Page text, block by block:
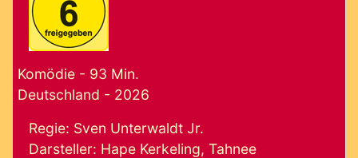
Komödie - 93 Min.
Deutschland - 2026
Regie: Sven Unterwaldt Jr.
Darsteller: Hape Kerkeling, Tahnee